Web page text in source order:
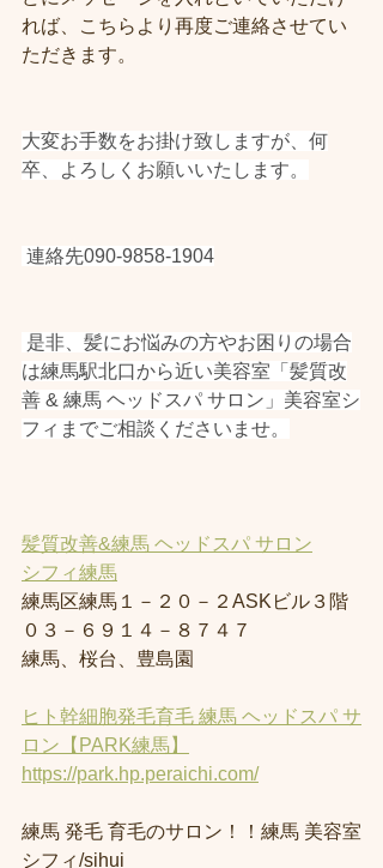
れば、こちらより再度ご連絡させてい
ただきます。
大変お手数をお掛け致しますが、何
卒、よろしくお願いいたします。
連絡先090-9858-1904
是非、髪にお悩みの方やお困りの場合
は練馬駅北口から近い美容室「髪質改
善 & 練馬 ヘッドスパ サロン」美容室シ
フィまでご相談くださいませ。
髪質改善&練馬 ヘッドスパ サロン
シフィ練馬
練馬区練馬１－２０－２ASKビル３階
０３－６９１４－８７４７
練馬、桜台、豊島園
ヒト幹細胞発毛育毛 練馬 ヘッドスパ サ
ロン【PARK練馬】
https://park.hp.peraichi.com/
練馬 発毛 育毛のサロン！！練馬 美容室
シフィ/sihui